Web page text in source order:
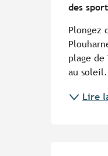
des
Plongez
plage
au
Lire